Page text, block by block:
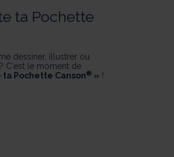
ta Pochette
dessiner, illustrer ou
C'est le moment de
Pochette Canson® » !